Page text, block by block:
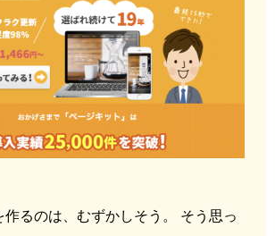
作るのは、むずかしそう。 そう思っ